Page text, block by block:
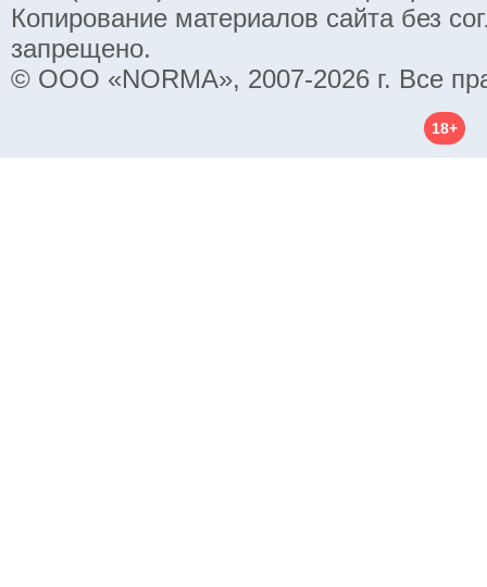
Копирование материалов сайта без
запрещено.
© ООО «NORMA», 2007-2026 г. Все
18+